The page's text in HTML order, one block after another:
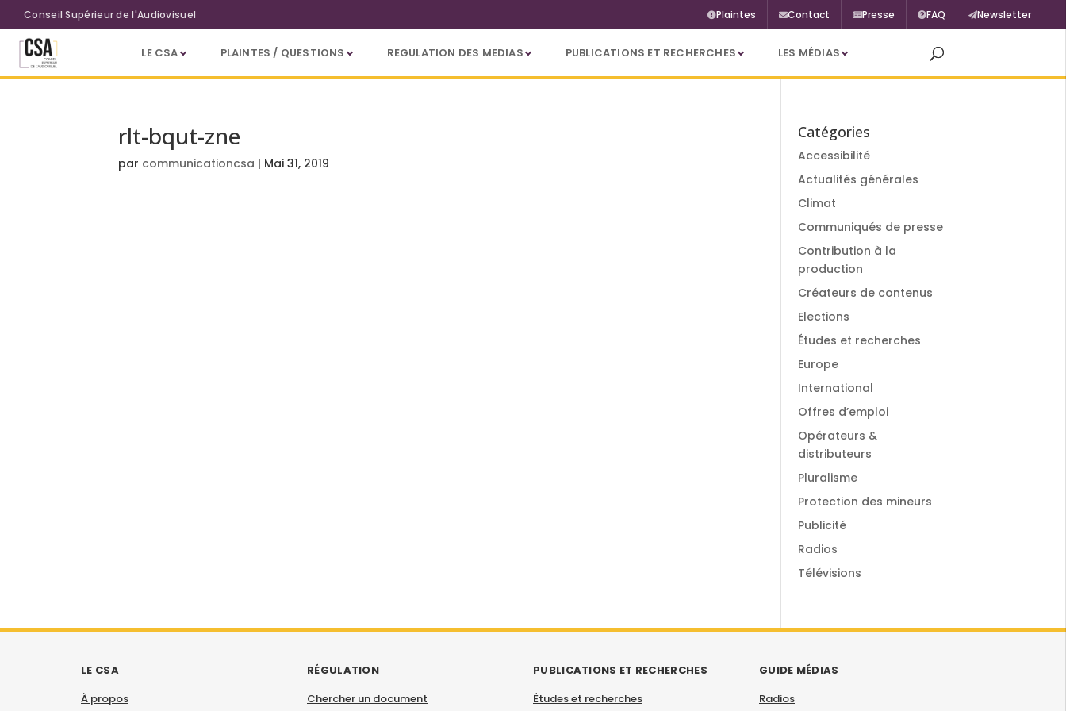
Aller au contenu principal
Conseil Supérieur de l'Audiovisuel Plaintes Contact Presse FAQ Newsletter
LE CSA PLAINTES / QUESTIONS REGULATION DES MEDIAS PUBLICATIONS ET RECHERCHES LES MÉDIAS
rlt-bqut-zne
par communicationcsa | Mai 31, 2019
Catégories
Accessibilité
Actualités générales
Climat
Communiqués de presse
Contribution à la
production
Créateurs de contenus
Elections
Études et recherches
Europe
International
Offres d’emploi
Opérateurs &
distributeurs
Pluralisme
Protection des mineurs
Publicité
Radios
Télévisions
LE CSA
À propos
RÉGULATION
Chercher un document
PUBLICATIONS ET RECHERCHES
Études et recherches
GUIDE MÉDIAS
Radios